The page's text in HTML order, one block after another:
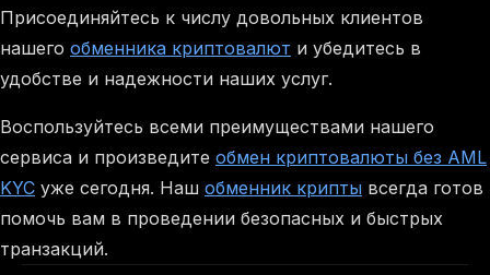
Присоединяйтесь к числу довольных клиентов
нашего обменника криптовалют и убедитесь в
удобстве и надежности наших услуг.
Воспользуйтесь всеми преимуществами нашего
сервиса и произведите обмен криптовалюты без AML
KYC уже сегодня. Наш обменник крипты всегда готов
помочь вам в проведении безопасных и быстрых
транзакций.